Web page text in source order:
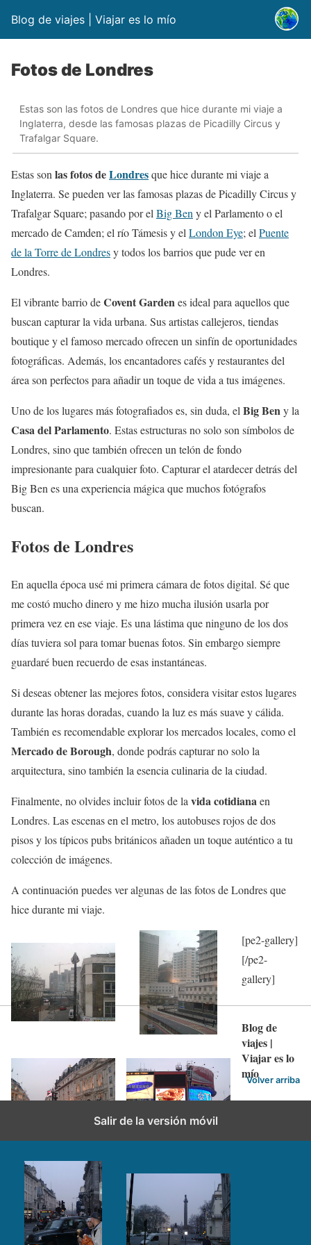
Blog de viajes | Viajar es lo mío
Fotos de Londres
Estas son las fotos de Londres que hice durante mi viaje a
Inglaterra, desde las famosas plazas de Picadilly Circus y
Trafalgar Square.
Estas son las fotos deLondresque hice durante mi viaje a
Inglaterra. Se pueden ver las famosas plazas de Picadilly Circus y
Trafalgar Square; pasando por el Big Ben y el Parlamento o el
mercado de Camden; el río Támesis y el London Eye; el Puente
de la Torre de Londresy todos los barrios que pude ver en
Londres.
El vibrante barrio deCovent Gardenes ideal para aquellos que
buscan capturar la vida urbana. Sus artistas callejeros, tiendas
boutique y el famoso mercado ofrecen un sinfín de oportunidades
fotográficas. Además, los encantadores cafés y restaurantes del
área son perfectos para añadir un toque de vida a tus imágenes.
Uno de los lugares más fotografiados es, sin duda, el Big Beny la
Casa del Parlamento. Estas estructuras no solo son símbolos de
Londres, sino que también ofrecen un telón de fondo
impresionante para cualquier foto. Capturar el atardecer detrás del
Big Ben es una experiencia mágica que muchos fotógrafos
buscan.
Fotos de Londres
En aquella época usé mi primera cámara de fotos digital. Sé que
me costó mucho dinero y me hizo mucha ilusión usarla por
primera vez en ese viaje. Es una lástima que ninguno de los dos
días tuviera sol para tomar buenas fotos. Sin embargo siempre
guardaré buen recuerdo de esas instantáneas.
Si deseas obtener las mejores fotos, considera visitar estos lugares
durante las horas doradas, cuando la luz es más suave y cálida.
También es recomendable explorar los mercados locales, como el
Mercado de Borough, donde podrás capturar no solo la
arquitectura, sino también la esencia culinaria de la ciudad.
Finalmente, no olvides incluir fotos de la vida cotidiana en
Londres. Las escenas en el metro, los autobuses rojos de dos
pisos y los típicos pubs británicos añaden un toque auténtico a tu
colección de imágenes.
A continuación puedes ver algunas de las fotos de Londres que
hice durante mi viaje.
[pe2-gallery]
[/pe2-
gallery]
Blog de
viajes |
Viajar es lo
mío
Volver arriba
Salir de la versión móvil